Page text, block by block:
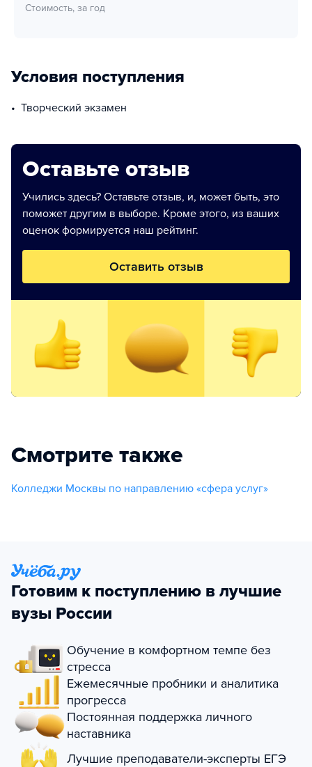
Стоимость, за год
Условия поступления
творческий экзамен
Оставьте отзыв
Учились здесь? Оставьте отзыв, и, может быть, это
поможет другим в выборе. Кроме этого, из ваших
оценок формируется наш рейтинг.
Оставить отзыв
Смотрите также
Колледжи Москвы по направлению «сфера услуг»
Готовим к поступлению в лучшие
вузы России
Обучение в комфортном темпе без
стресса
Ежемесячные пробники и аналитика
прогресса
Постоянная поддержка личного
наставника
Лучшие преподаватели-эксперты ЕГЭ